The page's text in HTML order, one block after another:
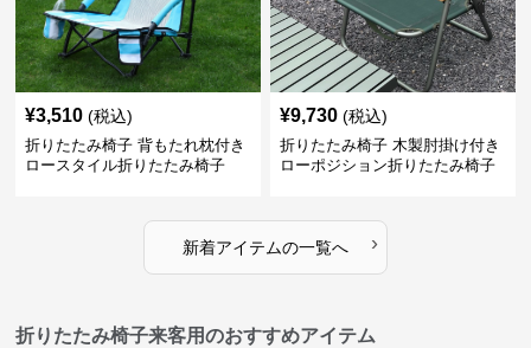
¥3,510 (税込)
折りたたみ椅子 背もたれ枕付き
ロースタイル折りたたみ椅子
¥9,730 (税込)
折りたたみ椅子 木製肘掛け付き
ローポジション折りたたみ椅子
新着アイテムの一覧へ ›
折りたたみ椅子来客用のおすすめアイテム